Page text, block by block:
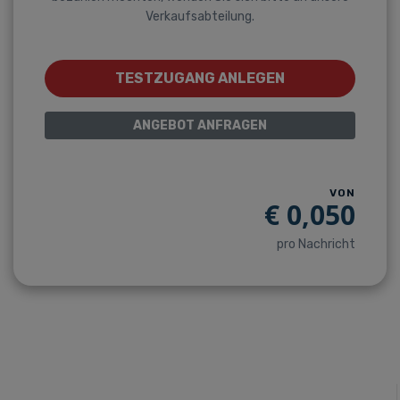
Verkaufsabteilung.
TESTZUGANG ANLEGEN
ANGEBOT ANFRAGEN
VON
€ 0,050
pro Nachricht